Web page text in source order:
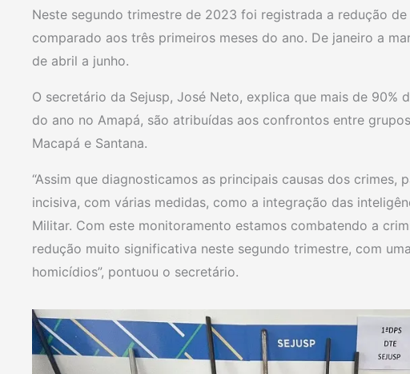
Neste segundo trimestre de 2023 foi registrada a redução
comparado aos três primeiros meses do ano. De janeiro a
de abril a junho.
O secretário da Sejusp, José Neto, explica que mais de 90%
do ano no Amapá, são atribuídas aos confrontos entre
Macapá e Santana.
“Assim que diagnosticamos as principais causas dos crimes,
incisiva, com várias medidas, como a integração das
Militar. Com este monitoramento estamos combatendo a
redução muito significativa neste segundo trimestre, com
homicídios”, pontuou o secretário.